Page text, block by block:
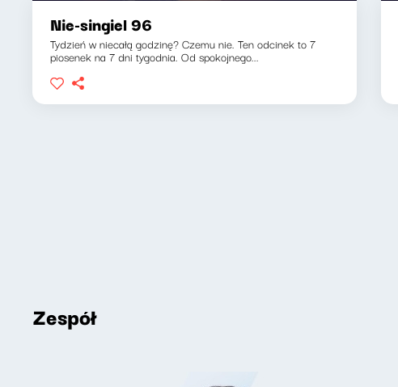
Nie-singiel 96
Tydzień w niecałą godzinę? Czemu nie. Ten odcinek to 7
piosenek na 7 dni tygodnia. Od spokojnego...
Zespół